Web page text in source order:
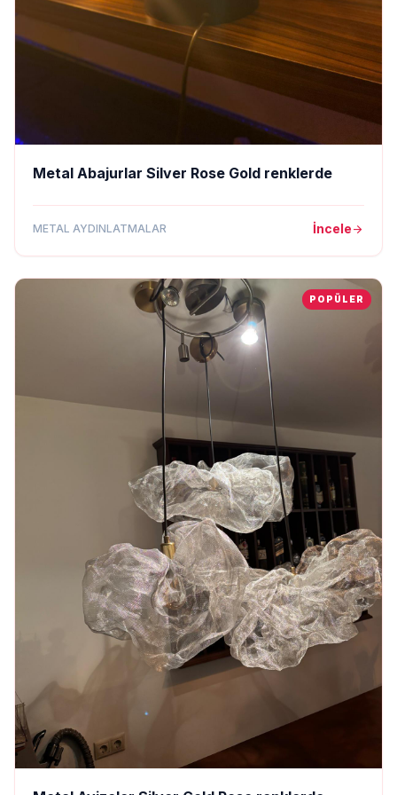
Metal Abajurlar Silver Rose Gold renklerde
METAL AYDINLATMALAR İncelearrow_forward
POPÜLER